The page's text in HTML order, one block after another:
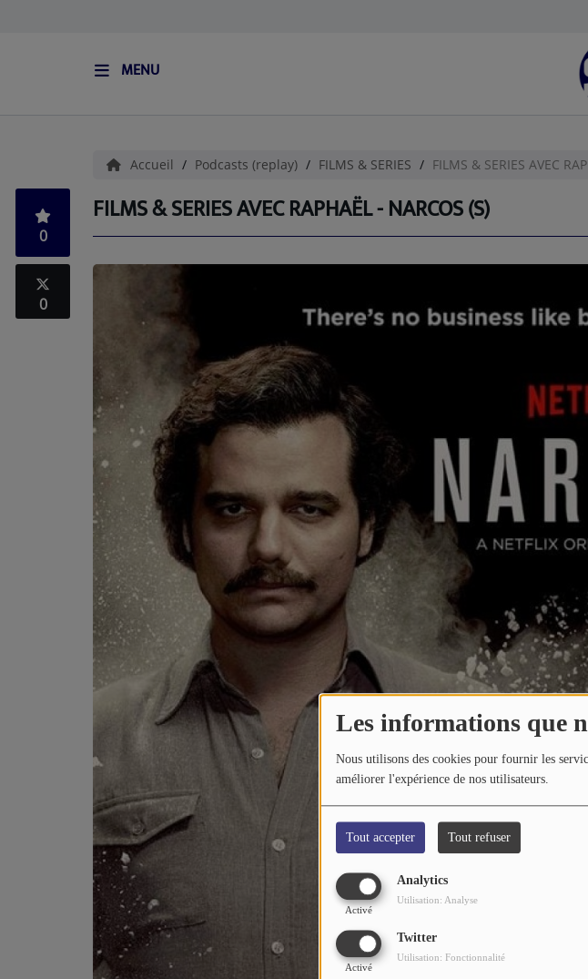
Les informations que
Nous utilisons des cookies pour fournir les
améliorer l'expérience de nos utilisateurs.
Tout accepter Tout refuser
Analytics
Activé
Utilisation: Analyse
Twitter
Activé
Utilisation: Fonctionnalité
MENU
BOUTIQUE
PODCASTS (CATALOGUE)
L'ÉQUIPE
CONTACTEZ-NOUS
A PROPOS DE NOUS
Accueil Podcasts (replay) FILMS & SERIES FILMS & SERIES AVEC
FILMS & SERIES AVEC RAPHAËL - NARCOS (S)
0
0